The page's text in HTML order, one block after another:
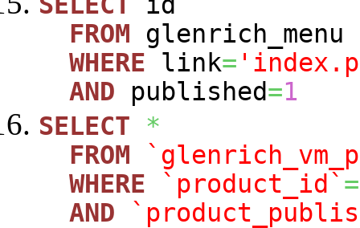
FROM glenrich_menu
WHERE link=
AND published=1
SELECT
*
FROM
WHERE
`product_id` =
AND